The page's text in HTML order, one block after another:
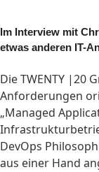
Im Interview mit
etwas anderen IT-
Die TWENTY |20
Anforderungen
„Managed
DevOps
aus einer Hand